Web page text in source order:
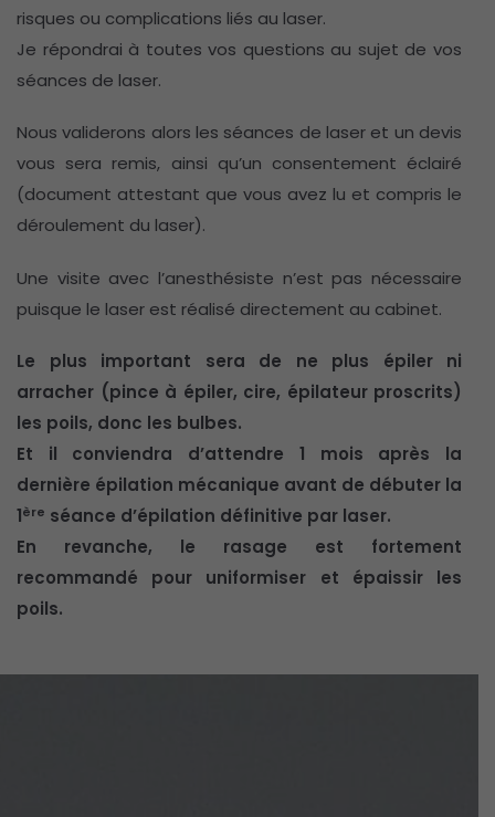
risques ou complications liés au laser.
Je répondrai à toutes vos questions au sujet de vos
séances de laser.
Nous validerons alors les séances de laser et un devis
vous sera remis, ainsi qu’un consentement éclairé
(document attestant que vous avez lu et compris le
déroulement du laser).
Une visite avec l’anesthésiste n’est pas nécessaire
puisque le laser est réalisé directement au cabinet.
Le plus important sera de ne plus épiler ni
arracher (pince à épiler, cire, épilateur proscrits)
les poils, donc les bulbes.
Et il conviendra d’attendre 1 mois après la
dernière épilation mécanique avant de débuter la
1ère séance d’épilation définitive par laser.
En revanche, le rasage est fortement
recommandé pour uniformiser et épaissir les
poils.